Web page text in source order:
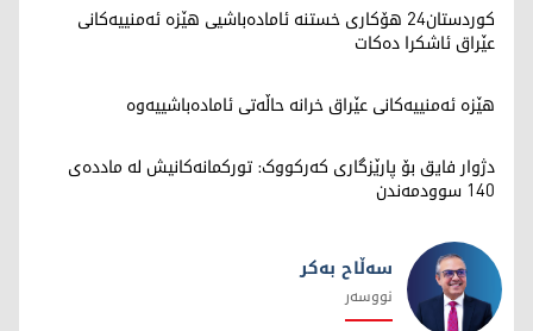
کوردستان24 هۆکاری خستنە ئامادەباشیی هێزە ئەمنییەکانی
عێراق ئاشکرا دەکات
هێزە ئەمنییەکانی عێراق خرانە حاڵەتی ئامادەباشییەوە
دژوار فایق بۆ پارێزگاری کەرکووک: تورکمانەکانیش لە ماددەی
140 سوودمەندن
سەڵاح بەکر
نووسەر